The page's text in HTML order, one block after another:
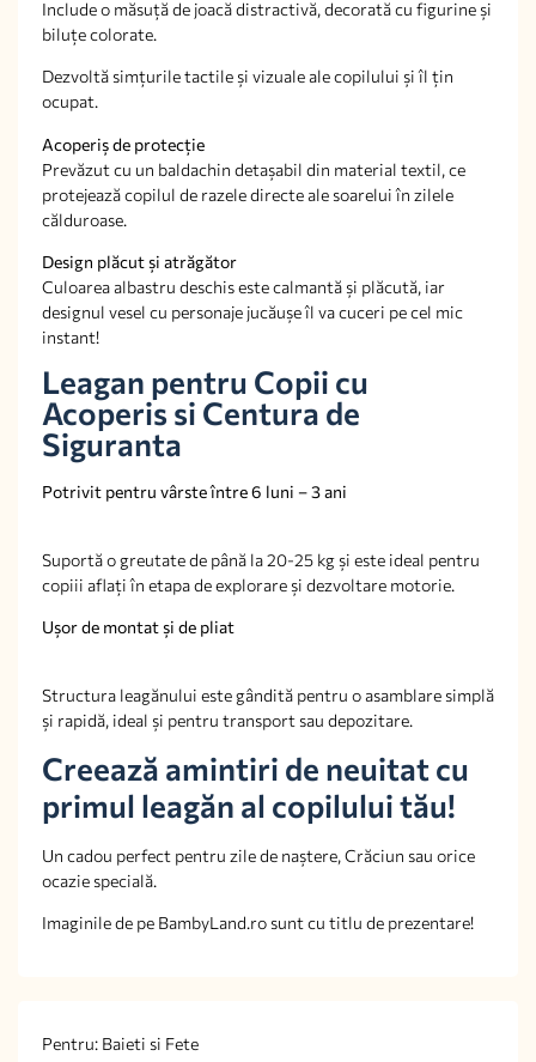
Include o măsuță de joacă distractivă, decorată cu figurine și
biluțe colorate.
Dezvoltă simțurile tactile și vizuale ale copilului și îl țin
ocupat.
Acoperiș de protecție
Prevăzut cu un baldachin detașabil din material textil, ce
protejează copilul de razele directe ale soarelui în zilele
călduroase.
Design plăcut și atrăgător
Culoarea albastru deschis este calmantă și plăcută, iar
designul vesel cu personaje jucăușe îl va cuceri pe cel mic
instant!
Leagan pentru Copii cu
Acoperis si Centura de
Siguranta
Potrivit pentru vârste între 6 luni – 3 ani
Suportă o greutate de până la 20-25 kg și este ideal pentru
copiii aflați în etapa de explorare și dezvoltare motorie.
Ușor de montat și de pliat
Structura leagănului este gândită pentru o asamblare simplă
și rapidă, ideal și pentru transport sau depozitare.
Creează amintiri de neuitat cu
primul leagăn al copilului tău!
Un cadou perfect pentru zile de naștere, Crăciun sau orice
ocazie specială.
Imaginile de pe BambyLand.ro sunt cu titlu de prezentare!
Pentru: Baieti si Fete